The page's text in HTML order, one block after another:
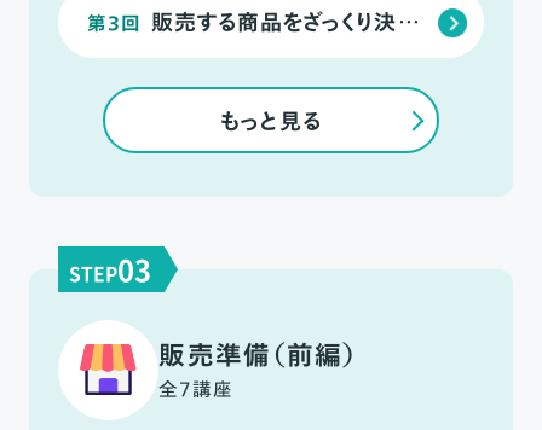
第3回 販売する商品をざっくり決めよう
もっと見る
STEP03
販売準備（前編）
全7講座